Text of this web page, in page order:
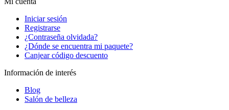
Iniciar sesión
Registrarse
¿Contraseña olvidada?
¿Dónde se encuentra mi paquete?
Canjear código descuento
Información de interés
Blog
Salón de belleza